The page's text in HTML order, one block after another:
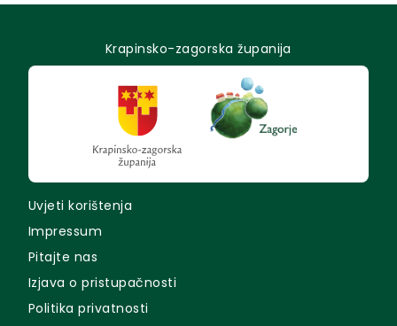
Krapinsko-zagorska županija
Uvjeti korištenja
Impressum
Pitajte nas
Izjava o pristupačnosti
Politika privatnosti